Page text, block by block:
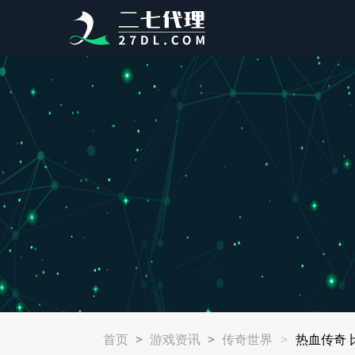
首页 > 游戏资讯 > 传奇世界 > 热血传奇